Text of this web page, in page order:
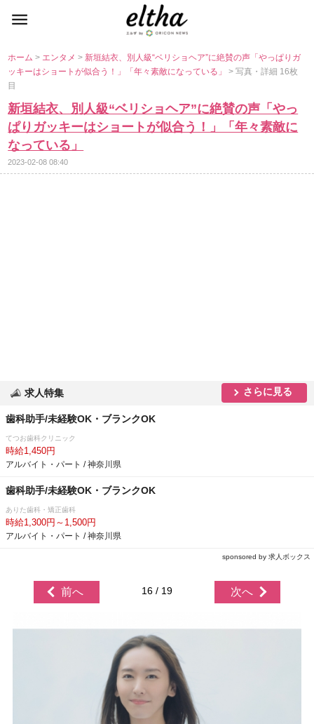
ホーム> エンタメ> 新垣結衣、別人級“ベリショヘア”に絶賛の声「やっぱりガ
ッキーはショートが似合う！」「年々素敵になっている」> 写真・詳細 16枚
目
新垣結衣、別人級“ベリショヘア”に絶賛の声「やっ
ぱりガッキーはショートが似合う！」「年々素敵に
なっている」
2023-02-08 08:40
求人特集 さらに見る
歯科助手/未経験OK・ブランクOK
てつお歯科クリニック
時給1,450円
アルバイト・パート / 神奈川県
歯科助手/未経験OK・ブランクOK
ありた歯科・矯正歯科
時給1,300円～1,500円
アルバイト・パート / 神奈川県
sponsored by 求人ボックス
前へ 16 / 19 次へ